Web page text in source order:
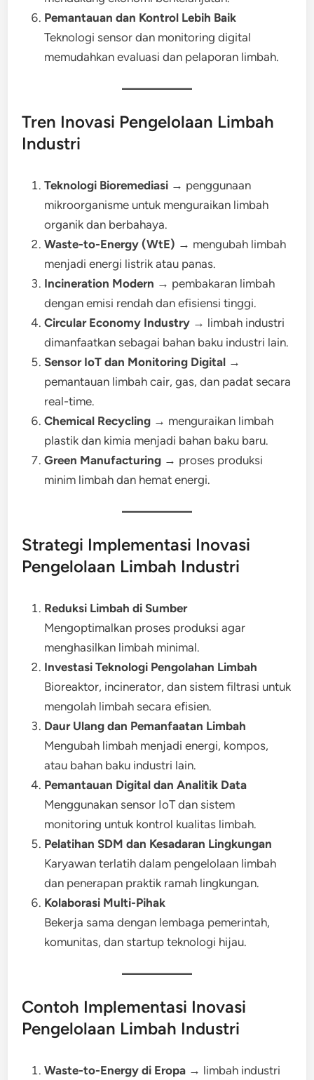
Pemantauan dan Kontrol Lebih Baik
Teknologi sensor dan monitoring digital
memudahkan evaluasi dan pelaporan limbah.
Tren Inovasi Pengelolaan Limbah
Industri
Teknologi Bioremediasi → penggunaan
mikroorganisme untuk menguraikan limbah
organik dan berbahaya.
Waste-to-Energy (WtE) → mengubah limbah
menjadi energi listrik atau panas.
Incineration Modern → pembakaran limbah
dengan emisi rendah dan efisiensi tinggi.
Circular Economy Industry → limbah industri
dimanfaatkan sebagai bahan baku industri lain.
Sensor IoT dan Monitoring Digital →
pemantauan limbah cair, gas, dan padat secara
real-time.
Chemical Recycling → menguraikan limbah
plastik dan kimia menjadi bahan baku baru.
Green Manufacturing → proses produksi
minim limbah dan hemat energi.
Strategi Implementasi Inovasi
Pengelolaan Limbah Industri
Reduksi Limbah di Sumber
Mengoptimalkan proses produksi agar
menghasilkan limbah minimal.
Investasi Teknologi Pengolahan Limbah
Bioreaktor, incinerator, dan sistem filtrasi untuk
mengolah limbah secara efisien.
Daur Ulang dan Pemanfaatan Limbah
Mengubah limbah menjadi energi, kompos,
atau bahan baku industri lain.
Pemantauan Digital dan Analitik Data
Menggunakan sensor IoT dan sistem
monitoring untuk kontrol kualitas limbah.
Pelatihan SDM dan Kesadaran Lingkungan
Karyawan terlatih dalam pengelolaan limbah
dan penerapan praktik ramah lingkungan.
Kolaborasi Multi-Pihak
Bekerja sama dengan lembaga pemerintah,
komunitas, dan startup teknologi hijau.
Contoh Implementasi Inovasi
Pengelolaan Limbah Industri
Waste-to-Energy di Eropa → limbah industri